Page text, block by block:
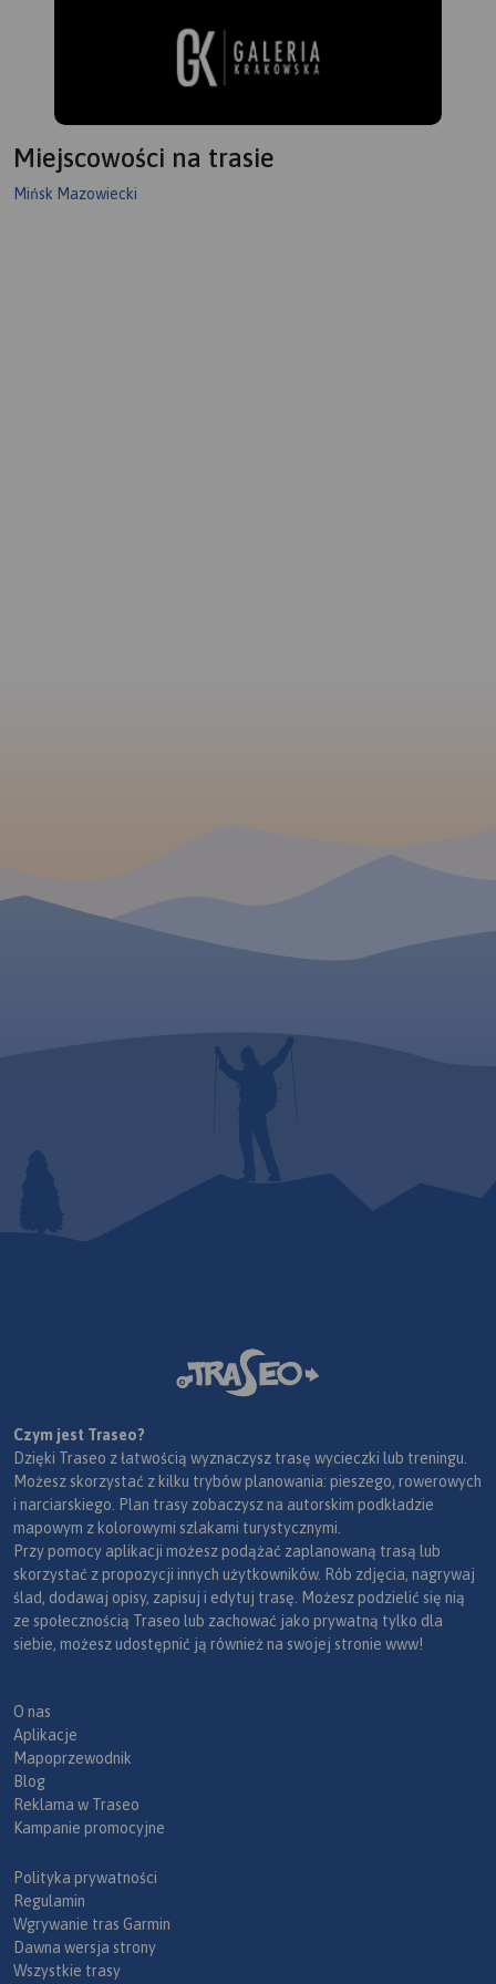
Miejscowości na trasie
Mińsk Mazowiecki
Czym jest Traseo?
Dzięki Traseo z łatwością wyznaczysz trasę wycieczki lub treningu.
Możesz skorzystać z kilku trybów planowania: pieszego, rowerowych
i narciarskiego. Plan trasy zobaczysz na autorskim podkładzie
mapowym z kolorowymi szlakami turystycznymi.
Przy pomocy aplikacji możesz podążać zaplanowaną trasą lub
skorzystać z propozycji innych użytkowników. Rób zdjęcia, nagrywaj
ślad, dodawaj opisy, zapisuj i edytuj trasę. Możesz podzielić się nią
ze społecznością Traseo lub zachować jako prywatną tylko dla
siebie, możesz udostępnić ją również na swojej stronie www!
O nas
Aplikacje
Mapoprzewodnik
Blog
Reklama w Traseo
Kampanie promocyjne
Polityka prywatności
Regulamin
Wgrywanie tras Garmin
Dawna wersja strony
Wszystkie trasy